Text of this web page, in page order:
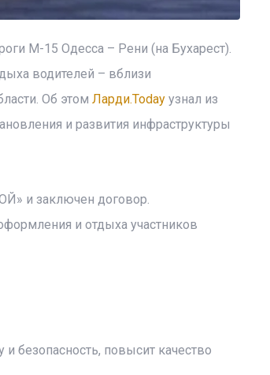
М-15 Одесса – Рени (на Бухарест).
водителей – вблизи
Об этом Ларди.Todayузнал из
и развития инфраструктуры
и заключен договор.
и отдыха участников
и безопасность, повысит качество